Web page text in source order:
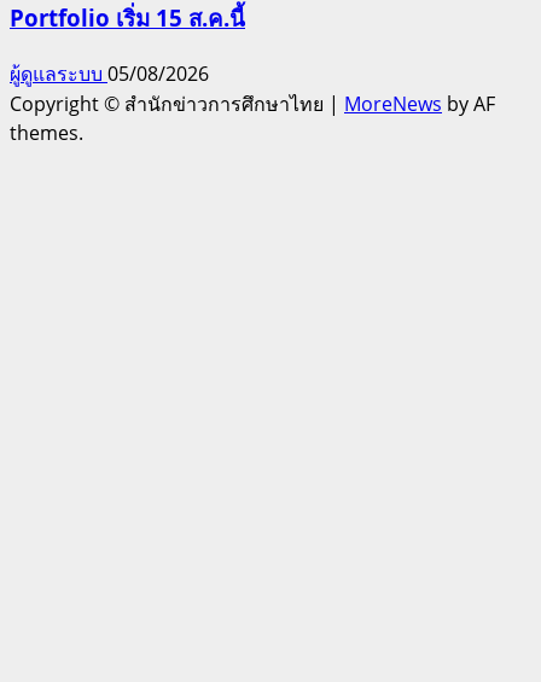
Portfolio เริ่ม 15 ส.ค.นี้
ผู้ดูแลระบบ 05/08/2026
Copyright © สำนักข่าวการศึกษาไทย | MoreNews by AF
themes.